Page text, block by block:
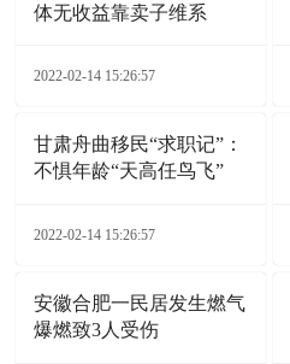
体无收益靠卖子维系
2022-02-14 15:26:57
甘肃舟曲移民“求职记”：
不惧年龄“天高任鸟飞”
2022-02-14 15:26:57
安徽合肥一民居发生燃气
爆燃致3人受伤